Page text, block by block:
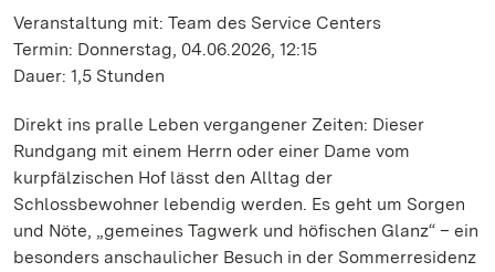
Veranstaltung mit: Team des Service Centers
Termin: Donnerstag, 04.06.2026, 12:15
Dauer: 1,5 Stunden
Direkt ins pralle Leben vergangener Zeiten: Dieser
Rundgang mit einem Herrn oder einer Dame vom
kurpfälzischen Hof lässt den Alltag der
Schlossbewohner lebendig werden. Es geht um Sorgen
und Nöte, „gemeines Tagwerk und höfischen Glanz“ – ein
besonders anschaulicher Besuch in der Sommerresidenz